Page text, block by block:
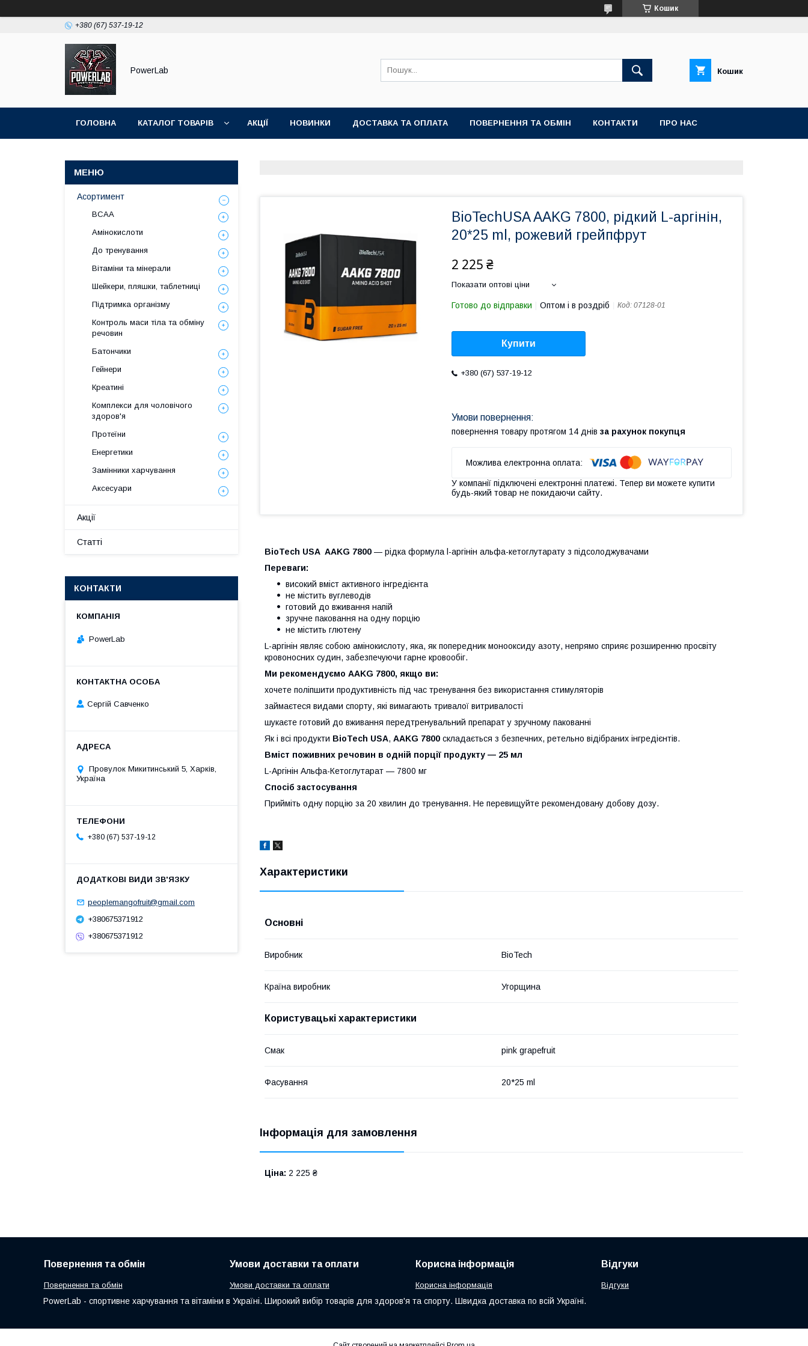
Кошик
+380 (67) 537-19-12
PowerLab Кошик
ГОЛОВНА КАТАЛОГ ТОВАРІВ АКЦІЇ НОВИНКИ ДОСТАВКА ТА ОПЛАТА ПОВЕРНЕННЯ ТА ОБМІН КОНТАКТИ ПРО НАС
BioTechUSA AAKG 7800, рідкий L-аргінін,
20*25 ml, рожевий грейпфрут
2 225 ₴
Показати оптові ціни
Готово до відправки Оптом і в роздріб Код: 07128-01
Купити
+380 (67) 537-19-12
повернення товару протягом 14 днів за рахунок покупця
У компанії підключені електронні платежі. Тепер ви можете купити
будь-який товар не покидаючи сайту.
BioTech USA AAKG 7800 — рідка формула l-аргінін альфа-кетоглутарату з підсолоджувачами
Переваги:
високий вміст активного інгредієнта
не містить вуглеводів
готовий до вживання напій
зручне паковання на одну порцію
не містить глютену
L-аргінін являє собою амінокислоту, яка, як попередник монооксиду азоту, непрямо сприяє розширенню просвіту
кровоносних судин, забезпечуючи гарне кровообіг.
Ми рекомендуємо AAKG 7800, якщо ви:
хочете поліпшити продуктивність під час тренування без використання стимуляторів
займаєтеся видами спорту, які вимагають тривалої витривалості
шукаєте готовий до вживання передтренувальний препарат у зручному пакованні
Як і всі продукти BioTech USA, AAKG 7800 складається з безпечних, ретельно відібраних інгредієнтів.
Вміст поживних речовин в одній порції продукту — 25 мл
L-Аргінін Альфа-Кетоглутарат — 7800 мг
Спосіб застосування
Прийміть одну порцію за 20 хвилин до тренування. Не перевищуйте рекомендовану добову дозу.
Характеристики
Основні
Виробник BioTech
Країна виробник Угорщина
Користувацькі характеристики
Смак pink grapefruit
Фасування 20*25 ml
Інформація для замовлення
Ціна: 2 225 ₴
Асортимент
BCAA
Амінокислоти
До тренування
Вітаміни та мінерали
Шейкери, пляшки, таблетниці
Підтримка організму
Контроль маси тіла та обміну
речовин
Батончики
Гейнери
Креатині
Комплекси для чоловічого
здоров'я
Протеїни
Енергетики
Замінники харчування
Аксесуари
Акції
Статті
КОНТАКТИ
PowerLab
Сергій Савченко
Провулок Микитинський 5, Харків,
Україна
+380 (67) 537-19-12
peoplemangofruit@gmail.com
+380675371912
+380675371912
Повернення та обмін
Повернення та обмін
Умови доставки та оплати
Умови доставки та оплати
Корисна інформація
Корисна інформація
Відгуки
Відгуки
PowerLab - спортивне харчування та вітаміни в Україні. Широкий вибір товарів для здоров'я та спорту. Швидка доставка по всій Україні.